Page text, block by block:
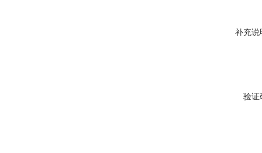
补充说
验证